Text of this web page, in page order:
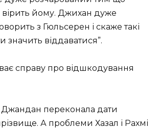
йому. Джихан дуже
з Гюльсерен і скаже такі
значить віддаватися”.
справу про відшкодування
Джандан переконала дати
А проблеми Хазал і Рахмі